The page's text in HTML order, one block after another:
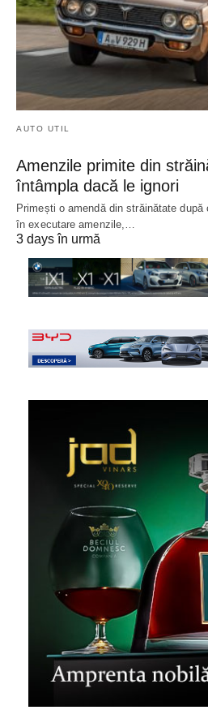
AUTO UTIL
Amenzile primite din
întâmpla dacă le ignori
Primești o amendă din străinătate
în executare amenzile,…
3 days în urmă